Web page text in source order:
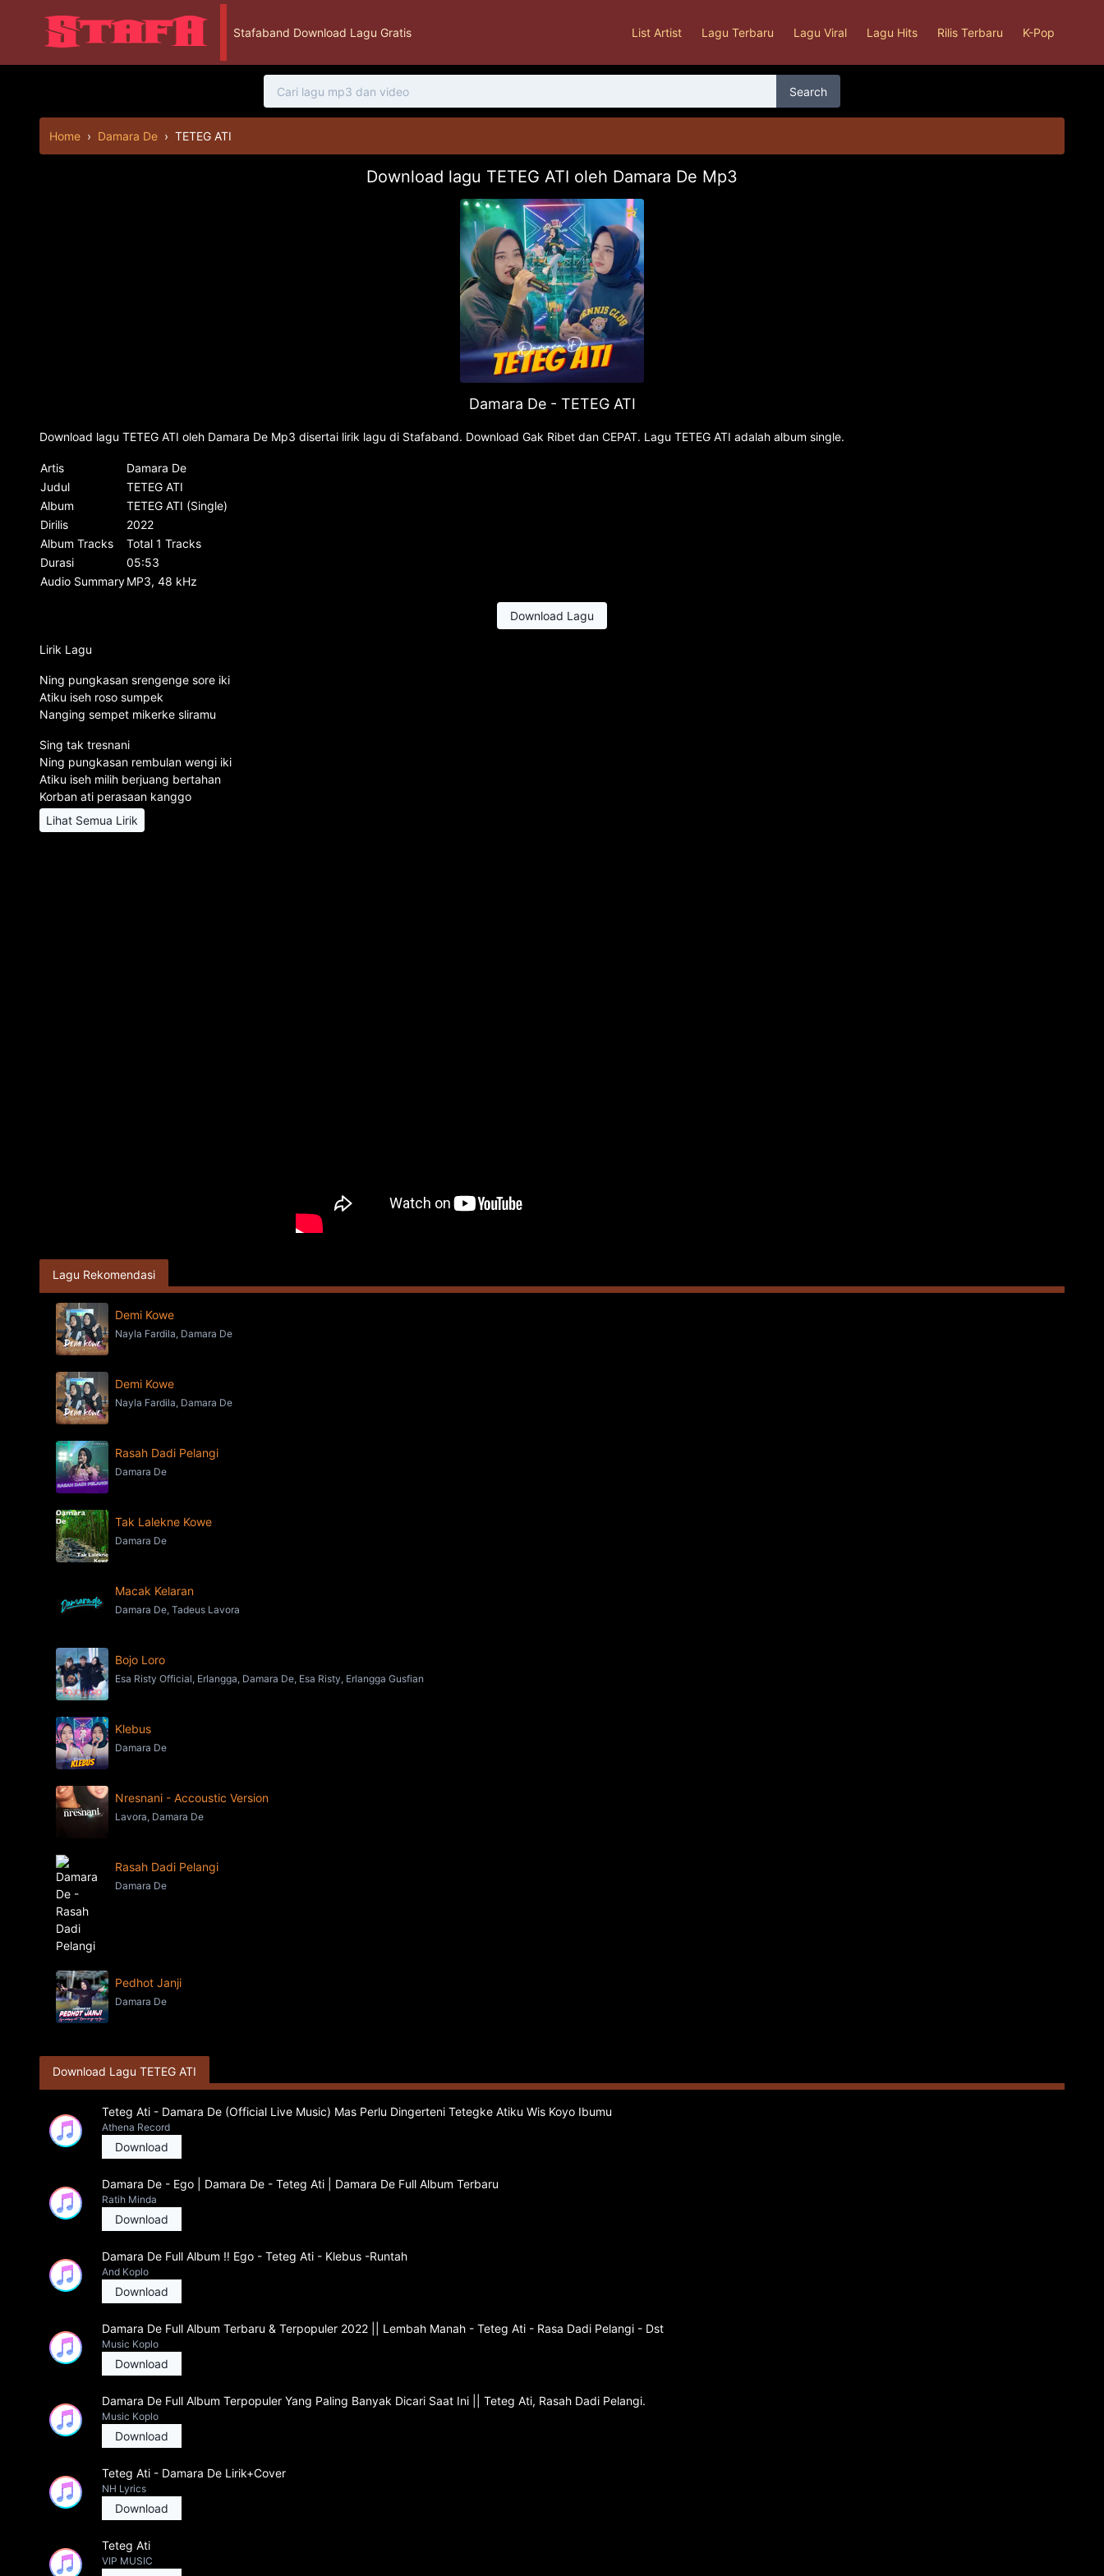
Stafaband Download Lagu Gratis List Artist Lagu Terbaru Lagu Viral Lagu Hits Rilis Terbaru K-Pop
Search
Home › Damara De › TETEG ATI
Download lagu TETEG ATI oleh Damara De Mp3
Damara De - TETEG ATI
Download lagu TETEG ATI oleh Damara De Mp3 disertai lirik lagu di Stafaband. Download Gak Ribet dan CEPAT. Lagu TETEG ATI adalah album single.
Artis
Damara De
Judul
TETEG ATI
Album
TETEG ATI (Single)
Dirilis
2022
Album Tracks
Total 1 Tracks
Durasi
05:53
Audio SummaryMP3, 48 kHz
Download Lagu
Lirik Lagu
Ning pungkasan srengenge sore iki
Atiku iseh roso sumpek
Nanging sempet mikerke sliramu
Sing tak tresnani
Ning pungkasan rembulan wengi iki
Atiku iseh milih berjuang bertahan
Korban ati perasaan kanggo
Lihat Semua Lirik
Lagu Rekomendasi
Demi Kowe
Nayla Fardila, Damara De
Demi Kowe
Nayla Fardila, Damara De
Rasah Dadi Pelangi
Damara De
Tak Lalekne Kowe
Damara De
Macak Kelaran
Damara De, Tadeus Lavora
Bojo Loro
Esa Risty Official, Erlangga, Damara De, Esa Risty, Erlangga Gusfian
Klebus
Damara De
Nresnani - Accoustic Version
Lavora, Damara De
Rasah Dadi Pelangi
Damara De
Pedhot Janji
Damara De
Download Lagu TETEG ATI
Teteg Ati - Damara De (Official Live Music) Mas Perlu Dingerteni Tetegke Atiku Wis Koyo Ibumu
Athena Record
Download
Damara De - Ego | Damara De - Teteg Ati | Damara De Full Album Terbaru
Ratih Minda
Download
Damara De Full Album ‼️ Ego - Teteg Ati - Klebus -Runtah
And Koplo
Download
Damara De Full Album Terbaru & Terpopuler 2022 || Lembah Manah - Teteg Ati - Rasa Dadi Pelangi - Dst
Music Koplo
Download
Damara De Full Album Terpopuler Yang Paling Banyak Dicari Saat Ini || Teteg Ati, Rasah Dadi Pelangi.
Music Koplo
Download
Teteg Ati - Damara De Lirik+Cover
NH Lyrics
Download
Teteg Ati
VIP MUSIC